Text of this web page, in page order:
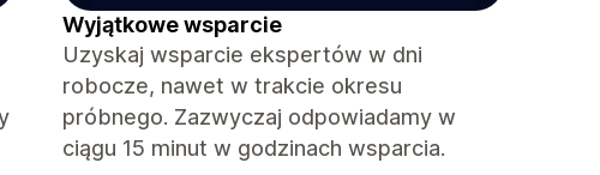
Wyjątkowe wsparcie
Uzyskaj wsparcie ekspertów w dni
robocze, nawet w trakcie okresu
próbnego. Zazwyczaj odpowiadamy w
ciągu 15 minut w godzinach wsparcia.